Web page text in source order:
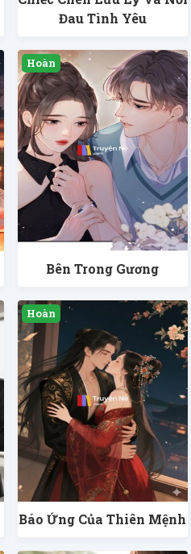
Đau Tình Yêu
Bên Trong Gương
Báo Ứng Của Thiên Mệnh